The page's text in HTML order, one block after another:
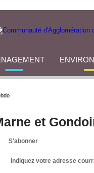
et
S'abonner
Indiquez votre adresse